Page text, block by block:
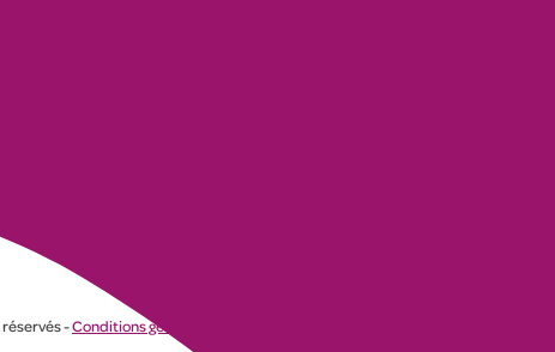
-Conditions générales